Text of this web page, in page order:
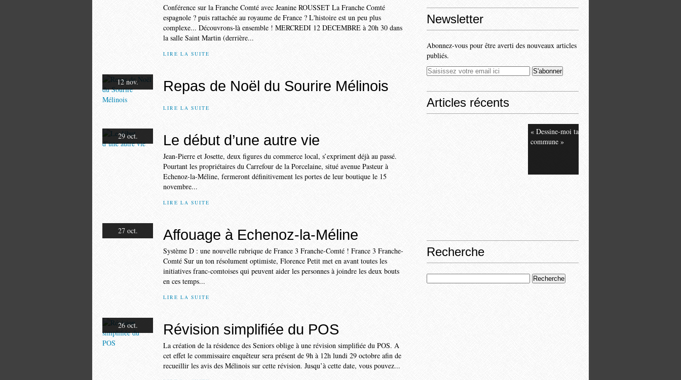
Conférence sur la Franche Comté avec Jeanine ROUSSET La Franche Comté
espagnole ? puis rattachée au royaume de France ? L'histoire est un peu plus
complexe... Découvrons-là ensemble ! MERCREDI 12 DECEMBRE à 20h 30 dans
la salle Saint Martin (derrière...
LIRE LA SUITE
12 nov. Repas de Noël du Sourire Mélinois
LIRE LA SUITE
29 oct. Le début d’une autre vie
Jean-Pierre et Josette, deux figures du commerce local, s’expriment déjà au passé.
Pourtant les propriétaires du Carrefour de la Porcelaine, situé avenue Pasteur à
Echenoz-la-Méline, fermeront définitivement les portes de leur boutique le 15
novembre...
LIRE LA SUITE
27 oct. Affouage à Echenoz-la-Méline
Système D : une nouvelle rubrique de France 3 Franche-Comté ! France 3 Franche-
Comté Sur un ton résolument optimiste, Florence Petit met en avant toutes les
initiatives franc-comtoises qui peuvent aider les personnes à joindre les deux bouts
en ces temps...
LIRE LA SUITE
26 oct. Révision simplifiée du POS
La création de la résidence des Seniors oblige à une révision simplifiée du POS. A
cet effet le commissaire enquêteur sera présent de 9h à 12h lundi 29 octobre afin de
recueillir les avis des Mélinois sur cette révision. Jusqu’à cette date, vous pouvez...
Newsletter
Abonnez-vous pour être averti des nouveaux articles
publiés.
Articles récents
« Dessine-moi ta
commune »
Recherche